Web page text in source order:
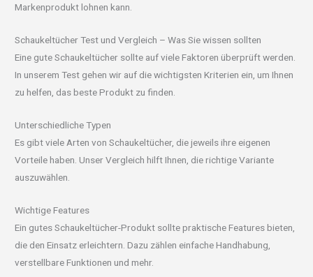
Markenprodukt lohnen kann.
Schaukeltücher Test und Vergleich – Was Sie wissen sollten
Eine gute Schaukeltücher sollte auf viele Faktoren überprüft werden.
In unserem Test gehen wir auf die wichtigsten Kriterien ein, um Ihnen
zu helfen, das beste Produkt zu finden.
Unterschiedliche Typen
Es gibt viele Arten von Schaukeltücher, die jeweils ihre eigenen
Vorteile haben. Unser Vergleich hilft Ihnen, die richtige Variante
auszuwählen.
Wichtige Features
Ein gutes Schaukeltücher-Produkt sollte praktische Features bieten,
die den Einsatz erleichtern. Dazu zählen einfache Handhabung,
verstellbare Funktionen und mehr.